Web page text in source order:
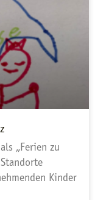
„Ferien zu
Kinder